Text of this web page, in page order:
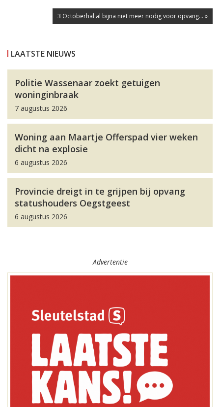
3 Octoberhal al bijna niet meer nodig voor opvang... »
LAATSTE NIEUWS
Politie Wassenaar zoekt getuigen
woninginbraak
7 augustus 2026
Woning aan Maartje Offerspad vier weken
dicht na explosie
6 augustus 2026
Provincie dreigt in te grijpen bij opvang
statushouders Oegstgeest
6 augustus 2026
Advertentie